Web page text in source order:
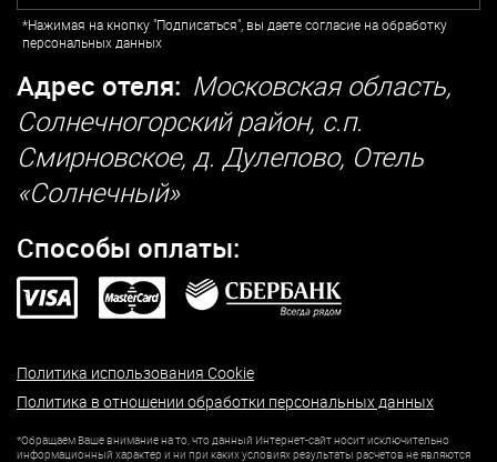
*Нажимая на кнопку "Подписаться", вы даете согласие на обработку
персональных данных
Адрес отеля: Московская область,
Солнечногорский район, с.п.
Смирновское, д. Дулепово, Отель
«Солнечный»
Способы оплаты:
Политика использования Cookie
Политика в отношении обработки персональных данных
*Обращаем Ваше внимание на то, что данный Интернет-сайт носит исключительно
информационный характер и ни при каких условиях результаты расчетов не являются